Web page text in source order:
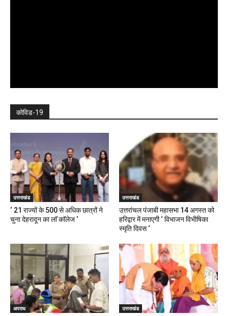
कोविड-19
उत्तराखंड
‘ 21 राज्यों के 500 से अधिक छात्रों ने
चुना देहरादून का लाॅ काॅलेज ‘
उत्तराखंड
उत्तरांचल पंजाबी महासभा 14 अगस्त को
हरिद्वार में मनाएगी ‘ विभाजन विभीषिका
स्मृति दिवस ‘
अपराध उत्तराखंड